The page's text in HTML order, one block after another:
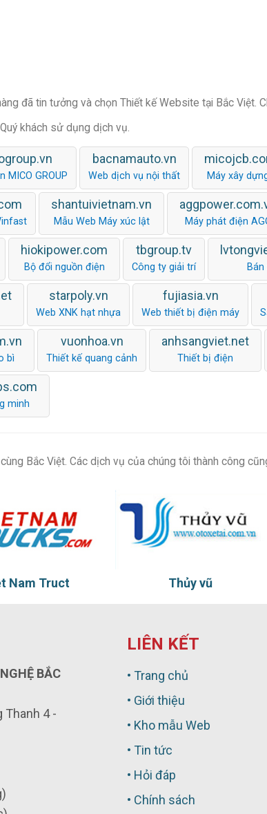
đã tin tưởng và chọn Thiết kế Website tại Bắc Việt.
khách sử dụng dịch vụ.
MICO GROUP
bacnamauto.vn
Web dịch vụ nội thất Máy xây
shantuivietnam.vn
Mẫu Web Máy xúc lật Máy phát điện
hiokipower.com
Bộ đổi nguồn điện
tbgroup.tv
Công ty giải trí
starpoly.vn
Web XNK hạt nhựa
fujiasia.vn
Web thiết bị điện máy
bì
vuonhoa.vn
Thiết kế quang cảnh
anhsangviet.net
Thiết bị điện
minh
Bắc Việt. Các dịch vụ của chúng tôi thành công
Thủy vũ Ten Ten
BẮC
Thanh 4 -
LIÊN KẾT
• Trang chủ
• Giới thiệu
• Kho mẫu Web
• Tin tức
• Hỏi đáp
• Chính sách